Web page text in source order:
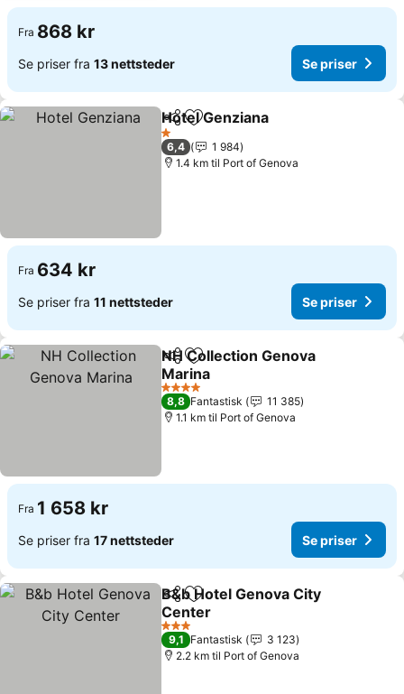
Fra 868 kr
Se priser fra 13 nettsteder Se priser
Del Legg til i favoritter
Hotel Genziana
1 Stjerner
6,4
1 984
1.4 km til Port of Genova
Fra 634 kr
Se priser fra 11 nettsteder Se priser
Del Legg til i favoritter
NH Collection Genova
Marina
4 Stjerner
8,8 Fantastisk
11 385
1.1 km til Port of Genova
Fra 1 658 kr
Se priser fra 17 nettsteder Se priser
Del Legg til i favoritter
B&b Hotel Genova City
Center
3 Stjerner
9,1 Fantastisk
3 123
2.2 km til Port of Genova